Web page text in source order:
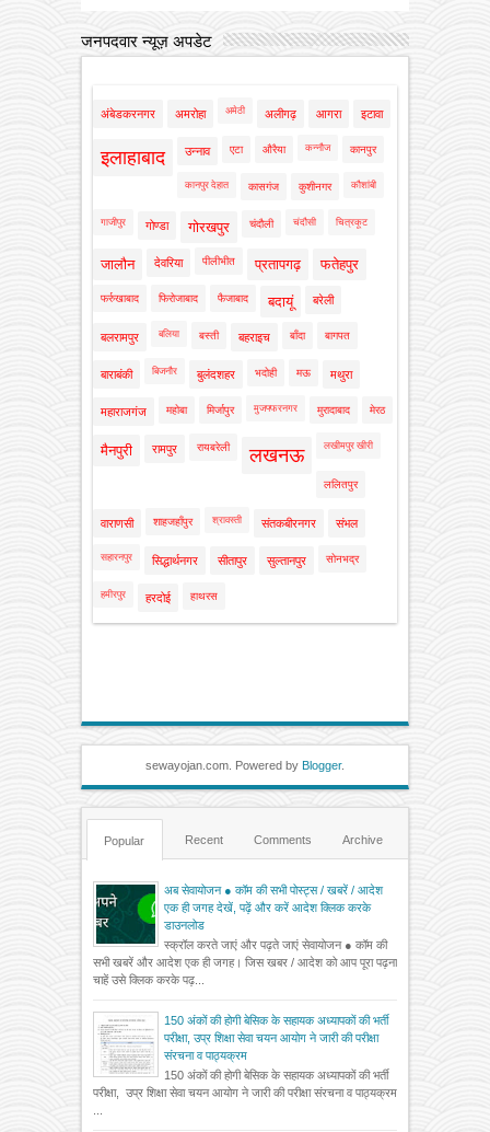
जनपदवार न्यूज़ अपडेट
अंबेडकरनगर अमरोहा अमेठी अलीगढ़ आगरा इटावा
इलाहाबाद उन्नाव एटा औरैया कन्नौज कानपुर
कानपुर देहात कासगंज कुशीनगर कौशांबी
गाजीपुर गोण्डा गोरखपुर चंदौली चंदौसी चित्रकूट
जालौन देवरिया पीलीभीत प्रतापगढ़ फतेहपुर
फर्रुखाबाद फिरोजाबाद फैजाबाद बदायूं बरेली
बलरामपुर बलिया बस्ती बहराइच बाँदा बागपत
बाराबंकी बिजनौर बुलंदशहर भदोही मऊ मथुरा
महाराजगंज महोबा मिर्जापुर मुजफ्फरनगर मुरादाबाद मेरठ
मैनपुरी रामपुर रायबरेली लखनऊ लखीमपुर खीरी
ललितपुर
वाराणसी शाहजहाँपुर श्रावस्ती संतकबीरनगर संभल
सहारनपुर सिद्धार्थनगर सीतापुर सुल्तानपुर सोनभद्र
हमीरपुर हरदोई हाथरस
sewayojan.com. Powered by Blogger.
Popular Recent Comments Archive
अब सेवायोजन ● कॉम की सभी पोस्ट्स / खबरें / आदेश
एक ही जगह देखें, पढ़ें और करें आदेश क्लिक करके
डाउनलोड
स्क्रॉल करते जाएं और पढ़ते जाएं सेवायोजन ● कॉम की
सभी खबरें और आदेश एक ही जगह। जिस खबर / आदेश को आप पूरा पढ़ना
चाहें उसे क्लिक करके पढ़...
150 अंकों की होगी बेसिक के सहायक अध्यापकों की भर्ती
परीक्षा, उप्र शिक्षा सेवा चयन आयोग ने जारी की परीक्षा
संरचना व पाठ्यक्रम
150 अंकों की होगी बेसिक के सहायक अध्यापकों की भर्ती
परीक्षा, उप्र शिक्षा सेवा चयन आयोग ने जारी की परीक्षा संरचना व पाठ्यक्रम
...